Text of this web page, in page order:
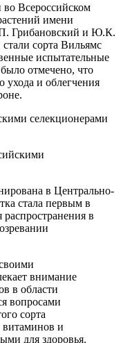
Всероссийском
имени
Грибановский и Ю.К.
сорта Вильямс
испытательные
отмечено, что
ухода и облегчения
в Центрально-
стала первым в
в
внимание
в области
вопросами
сорта
и
для здоровья.